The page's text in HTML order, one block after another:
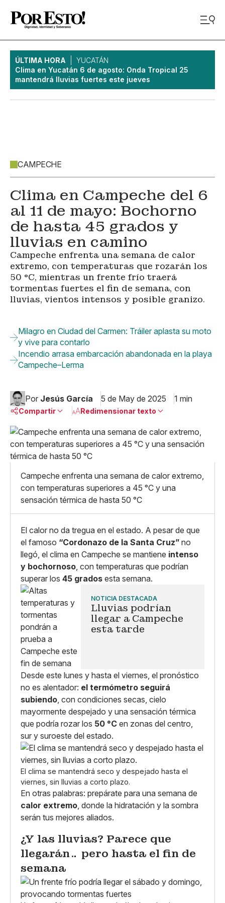
ÚLTIMA HORA
YUCATÁN
Clima en Yucatán 6 de agosto: Onda Tropical 25
mantendrá lluvias fuertes este jueves
CAMPECHE
Clima en Campeche del 6
al 11 de mayo: Bochorno
de hasta 45 grados y
lluvias en camino
Campeche enfrenta una semana de calor
extremo, con temperaturas que rozarán los
50 °C, mientras un frente frío traerá
tormentas fuertes el fin de semana, con
lluvias, vientos intensos y posible granizo.
Milagro en Ciudad del Carmen: Tráiler aplasta su moto
y vive para contarlo
Incendio arrasa embarcación abandonada en la playa
Campeche–Lerma
Por Jesús García 5 de May de 2025 1 min
Compartir
Linkedin
Facebook
X
Whatsapp
Copiar enlace
Redimensionar texto
Pequeño
Mediano
Campeche enfrenta una semana de calor extremo,
con temperaturas superiores a 45 °C y una
sensación térmica de hasta 50 °C
El calor no da tregua en el estado. A pesar de que
el famoso “Cordonazo de la Santa Cruz” no
llegó, el clima en Campeche se mantiene intenso
y bochornoso, con temperaturas que podrían
superar los 45 grados esta semana.
NOTICIA DESTACADA
Lluvias podrían
llegar a Campeche
esta tarde
Desde este lunes y hasta el viernes, el pronóstico
no es alentador: el termómetro seguirá
subiendo, con condiciones secas, cielo
mayormente despejado y una sensación térmica
que podría rozar los 50 °C en zonas del centro,
sur y suroeste del estado.
El clima se mantendrá seco y despejado hasta el
viernes, sin lluvias a corto plazo.
En otras palabras: prepárate para una semana de
calor extremo, donde la hidratación y la sombra
serán tus mejores aliados.
¿Y las lluvias? Parece que
llegarán… pero hasta el fin de
semana